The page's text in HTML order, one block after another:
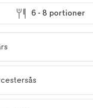
6 - 8 portioner